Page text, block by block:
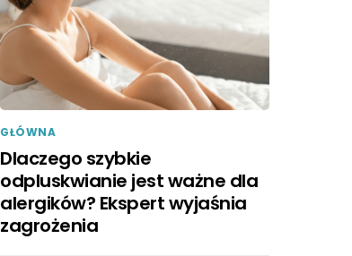
GŁÓWNA
Dlaczego szybkie
odpluskwianie jest ważne dla
alergików? Ekspert wyjaśnia
zagrożenia